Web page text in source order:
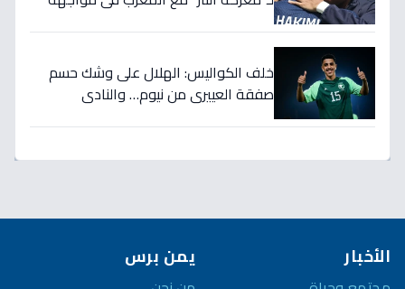
خلف الكواليس: الهلال على وشك حسم
صفقة العييري من نيوم… والنادي
الأخبار يمن برس